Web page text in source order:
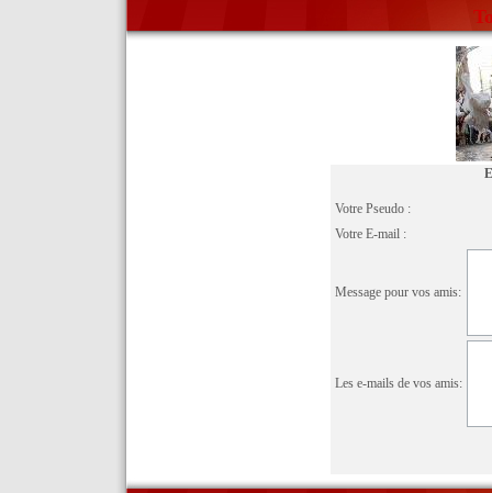
Votre Pseudo :
Votre E-mail :
Message pour vos amis:
Les e-mails de vos amis: